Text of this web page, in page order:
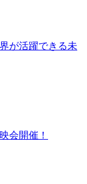
が活躍できる未
会開催！